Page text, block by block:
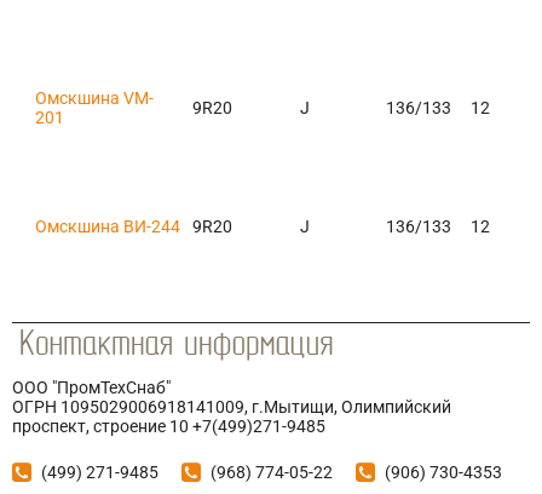
Омскшина VM-
201
9R20 J 136/133 12
Омскшина ВИ-244 9R20 J 136/133 12
ООО "ПромТехСнаб"
ОГРН 1095029006918141009, г.Мытищи, Олимпийский
проспект, строение 10 +7(499)271-9485
(499) 271-9485 (968) 774-05-22 (906) 730-4353